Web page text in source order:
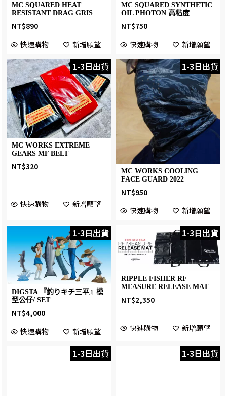
MC SQUARED HEAT
RESISTANT DRAG GRIS
NT$890
快速購物
新增願望
MC SQUARED SYNTHETIC
OIL PHOTON 高粘度
NT$750
快速購物
新增願望
1-3日出貨
MC WORKS EXTREME
GEARS MF BELT
NT$320
快速購物 新增願望
1-3日出貨
MC WORKS COOLING
FACE GUARD 2022
NT$950
快速購物
新增願望
1-3日出貨
DIGSTA 『釣りキチ三平』模
型公仔/ SET
NT$4,000
快速購物
新增願望
1-3日出貨
RIPPLE FISHER RF
MEASURE RELEASE MAT
NT$2,350
快速購物 新增願望
1-3日出貨 1-3日出貨